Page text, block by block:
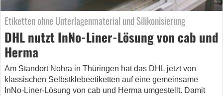
Etiketten ohne Unterlagenmaterial und Silikonisierung
DHL nutzt InNo-Liner-Lösung von cab und
Herma
Am Standort Nohra in Thüringen hat das DHL jetzt von
klassischen Selbstklebeetiketten auf eine gemeinsame
InNo-Liner-Lösung von cab und Herma umgestellt. Damit